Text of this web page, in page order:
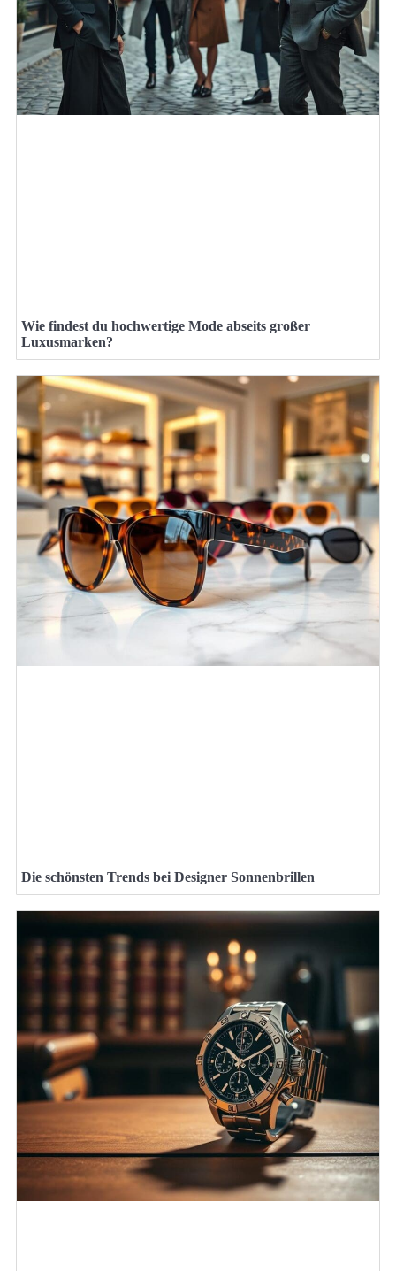
Wie findest du hochwertige Mode abseits großer
Luxusmarken?
Die schönsten Trends bei Designer Sonnenbrillen